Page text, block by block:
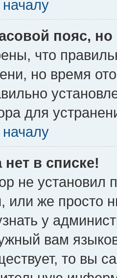
пояс,
что
но время
для
в списке!
не установил
или же просто
у
вам
то вы